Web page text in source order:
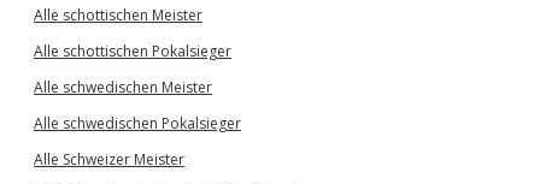
Alle schottischen Meister
Alle schottischen Pokalsieger
Alle schwedischen Meister
Alle schwedischen Pokalsieger
Alle Schweizer Meister